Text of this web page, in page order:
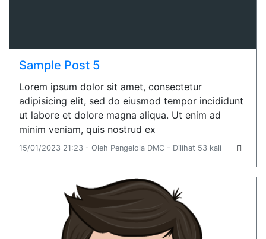
Sample Post 5
Lorem ipsum dolor sit amet, consectetur
adipisicing elit, sed do eiusmod tempor incididunt
ut labore et dolore magna aliqua. Ut enim ad
minim veniam, quis nostrud ex
15/01/2023 21:23 - Oleh Pengelola DMC - Dilihat 53 kali